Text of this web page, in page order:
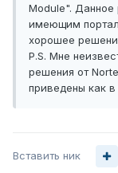
Module". Данное
имеющим
хорошее
P.S. Мне
решения от
приведены как
Вставить ник